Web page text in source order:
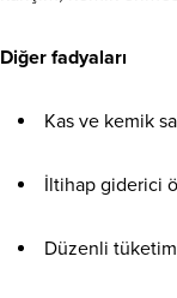
Diğer fadyaları
Kas ve kemik
İltihap giderici
Düzenli